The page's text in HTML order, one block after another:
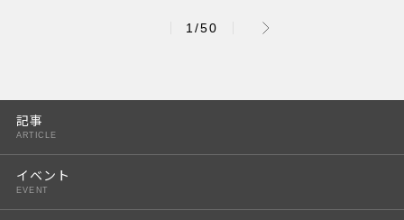
1/50
記事
ARTICLE
イベント
EVENT